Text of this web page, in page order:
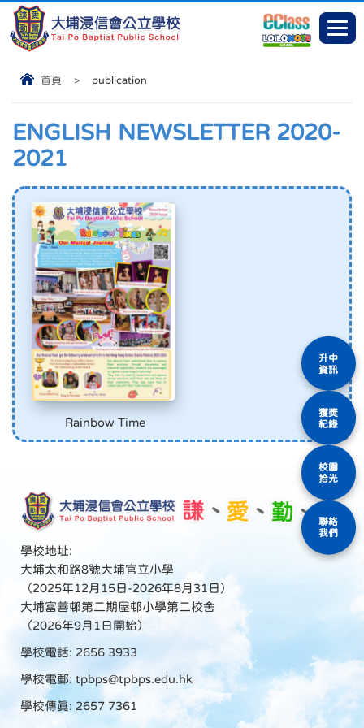
首頁 > publication
ENGLISH NEWSLETTER 2020-
2021
Rainbow Time
學校地址:
大埔太和路8號大埔官立小學
（2025年12月15日-2026年8月31日）
大埔富善邨第二期屋邨小學第二校舍
（2026年9月1日開始）
學校電話: 2656 3933
學校電郵: tpbps@tpbps.edu.hk
學校傳真: 2657 7361
升中
資訊
獲獎
紀錄
校園
拾光
聯絡
我們